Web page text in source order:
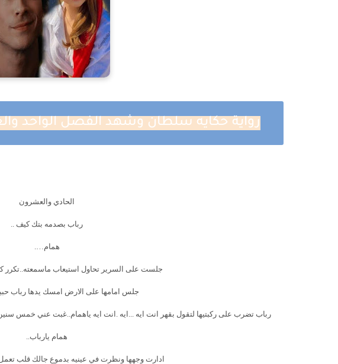
رواية حكايه سلطان وشهد الفصل الواحد والعشرون 21 بقلم
الحادي والعشرون
رباب بصدمه بتك كيف ..
همام….
جلست على السرير تحاول استيعاب ماسمعته..تكرر
جلس امامها على الارض امسك يدها رباب
رباب تضرب على ركبتيها لتقول بقهر انت ايه ...ايه .انت ايه ياهمام..غبت عني خمس
همام يارباب..
ادارت وجهها ونظرت في عينيه بدموع جالك قلب